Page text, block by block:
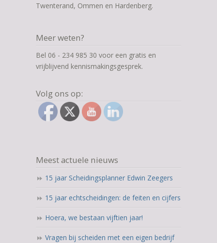
Twenterand, Ommen en Hardenberg.
Meer weten?
Bel 06 - 234 985 30 voor een gratis en
vrijblijvend kennismakingsgesprek.
Volg ons op:
Meest actuele nieuws
15 jaar Scheidingsplanner Edwin Zeegers
15 jaar echtscheidingen: de feiten en cijfers
Hoera, we bestaan vijftien jaar!
Vragen bij scheiden met een eigen bedrijf